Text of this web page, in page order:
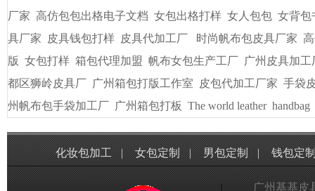
厂家 高仿包包出格电子文档 女包出格打样 女人包包 女背包
具厂家
皮具钱包打样 皮具代加工厂 时尚帆布包皮具厂家
版 女包打样 箱包代理加盟 帆布女包生产工厂 广州皮具加工
都区狮岭皮具厂 广州箱包打版工作室 皮包代加工厂家 手袋
州帆布包手袋加工厂 广州箱包打板 The world leather handbag
化妆包加工 | 女包定制 | 男包定制 | 钱包定
广州基基皮